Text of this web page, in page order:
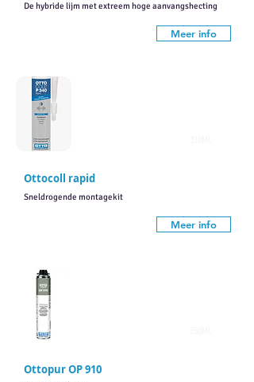
De hybride lijm met extreem hoge aanvangshecting
Meer info
Ottocoll rapid
Sneldrogende montagekit
Meer info
Ottopur OP 910